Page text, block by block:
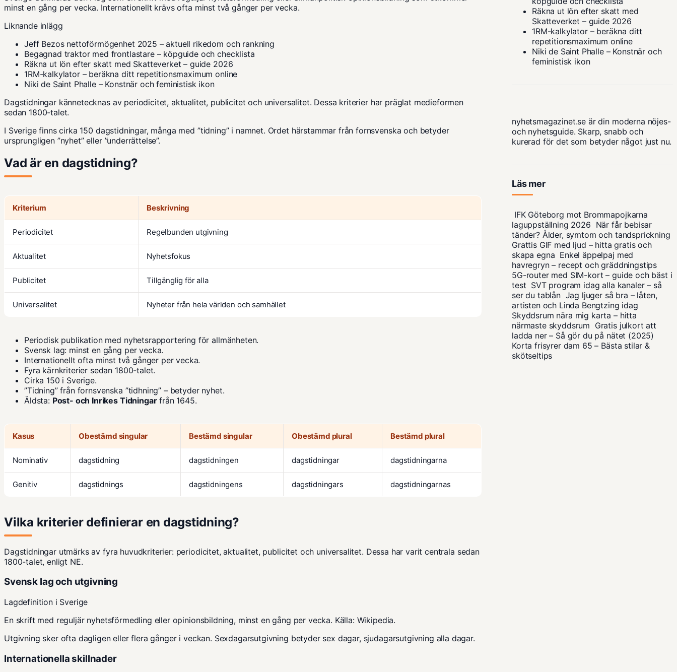
minst en gång per vecka. Internationellt krävs ofta minst två gånger per vecka.
Liknande inlägg
Jeff Bezos nettoförmögenhet 2025 – aktuell rikedom och rankning
Begagnad traktor med frontlastare – köpguide och checklista
Räkna ut lön efter skatt med Skatteverket – guide 2026
1RM-kalkylator – beräkna ditt repetitionsmaximum online
Niki de Saint Phalle – Konstnär och feministisk ikon
Dagstidningar kännetecknas av periodicitet, aktualitet, publicitet och universalitet. Dessa kriterier har präglat medieformen
sedan 1800-talet.
I Sverige finns cirka 150 dagstidningar, många med ”tidning” i namnet. Ordet härstammar från fornsvenska och betyder
ursprungligen ”nyhet” eller ”underrättelse”.
Vad är en dagstidning?
Kriterium Beskrivning
Periodicitet Regelbunden utgivning
Aktualitet Nyhetsfokus
Publicitet Tillgänglig för alla
Universalitet Nyheter från hela världen och samhället
Periodisk publikation med nyhetsrapportering för allmänheten.
Svensk lag: minst en gång per vecka.
Internationellt ofta minst två gånger per vecka.
Fyra kärnkriterier sedan 1800-talet.
Cirka 150 i Sverige.
”Tidning” från fornsvenska ”tidhning” – betyder nyhet.
Äldsta: Post- och Inrikes Tidningarfrån 1645.
Kasus Obestämd singular Bestämd singular Obestämd plural Bestämd plural
Nominativ dagstidning dagstidningen dagstidningar dagstidningarna
Genitiv dagstidnings dagstidningens dagstidningars dagstidningarnas
Vilka kriterier definierar en dagstidning?
Dagstidningar utmärks av fyra huvudkriterier: periodicitet, aktualitet, publicitet och universalitet. Dessa har varit centrala sedan
1800-talet, enligt NE.
Svensk lag och utgivning
Lagdefinition i Sverige
En skrift med reguljär nyhetsförmedling eller opinionsbildning, minst en gång per vecka. Källa: Wikipedia.
Utgivning sker ofta dagligen eller flera gånger i veckan. Sexdagarsutgivning betyder sex dagar, sjudagarsutgivning alla dagar.
Internationella skillnader
Räkna ut lön efter skatt med
Skatteverket – guide 2026
1RM-kalkylator – beräkna ditt
repetitionsmaximum online
Niki de Saint Phalle – Konstnär och
feministisk ikon
nyhetsmagazinet.se är din moderna nöjes-
och nyhetsguide. Skarp, snabb och
kurerad för det som betyder något just nu.
Läs mer
IFK Göteborg mot Brommapojkarna
laguppställning 2026 När får bebisar
tänder? Ålder, symtom och tandsprickning
Grattis GIF med ljud – hitta gratis och
skapa egna Enkel äppelpaj med
havregryn – recept och gräddningstips
5G-router med SIM-kort – guide och bäst i
test SVT program idag alla kanaler – så
ser du tablån Jag ljuger så bra – låten,
artisten och Linda Bengtzing idag
Skyddsrum nära mig karta – hitta
närmaste skyddsrum Gratis julkort att
ladda ner – Så gör du på nätet (2025)
Korta frisyrer dam 65 – Bästa stilar &
skötseltips